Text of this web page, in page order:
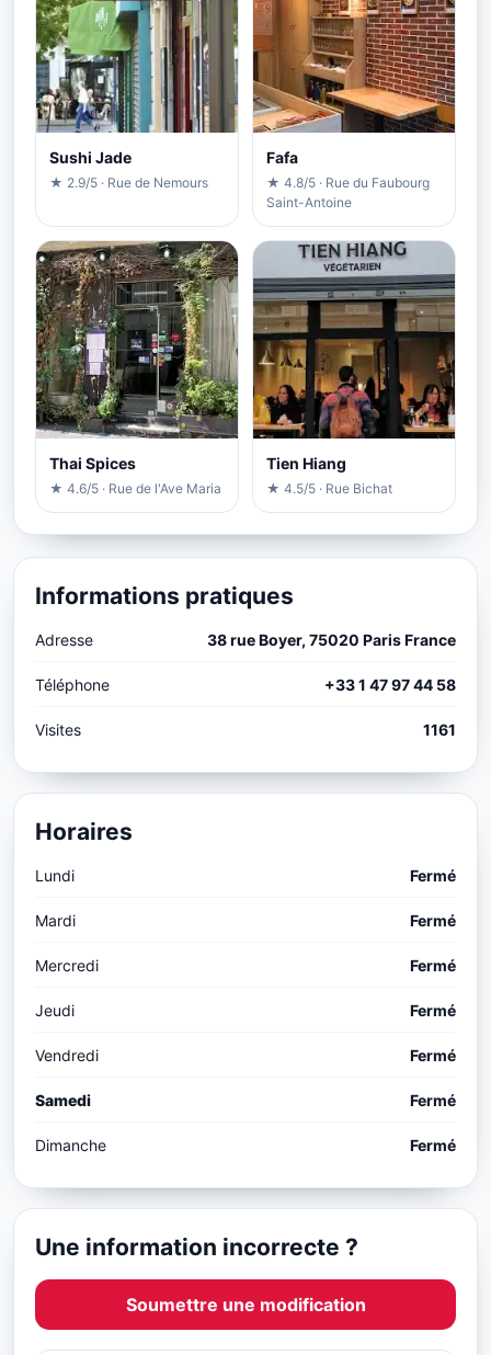
Sushi Jade
★ 2.9/5 · Rue de Nemours
Fafa
★ 4.8/5 · Rue du Faubourg
Saint-Antoine
Thai Spices
★ 4.6/5 · Rue de l'Ave Maria
Tien Hiang
★ 4.5/5 · Rue Bichat
Informations pratiques
Adresse 38 rue Boyer, 75020 Paris France
Téléphone +33 1 47 97 44 58
Visites 1161
Horaires
Lundi Fermé
Mardi Fermé
Mercredi Fermé
Jeudi Fermé
Vendredi Fermé
Samedi Fermé
Dimanche Fermé
Une information incorrecte ?
Soumettre une modification